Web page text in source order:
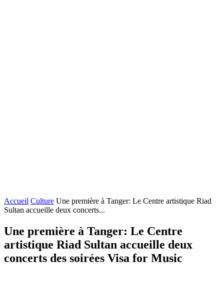
Accueil Culture Une première à Tanger: Le Centre artistique Riad
Sultan accueille deux concerts...
Une première à Tanger: Le Centre
artistique Riad Sultan accueille deux
concerts des soirées Visa for Music